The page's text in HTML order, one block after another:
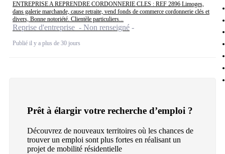
ENTREPRISE A REPRENDRE CORDONNERIE CLES : REF 2896 Limoges,
dans galerie marchande, cause retraite, vend fonds de commerce cordonnerie clés et
divers, Bonne notoriété. Clientèle particuliers...
Reprise d'entreprise - Non renseigné
Publié il y a plus de 30 jours
Prêt à élargir votre recherche d’emploi ?
Découvrez de nouveaux territoires où les chances de
trouver un emploi sont plus fortes en réalisant un
projet de mobilité résidentielle